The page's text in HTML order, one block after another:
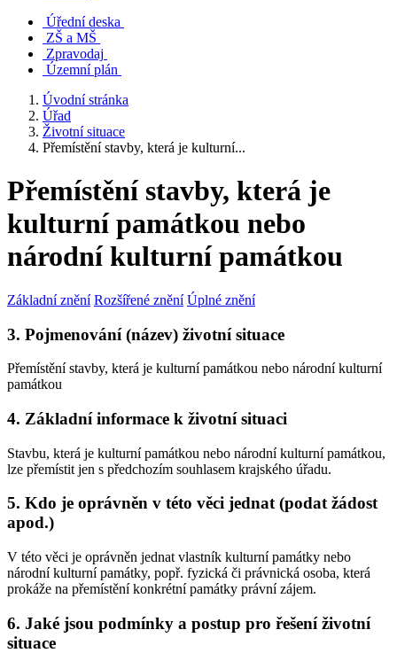
Úřední deska
ZŠ a MŠ
Zpravodaj
Územní plán
Úvodní stránka
Úřad
Životní situace
Přemístění stavby, která je kulturní...
Přemístění stavby, která je
kulturní památkou nebo
národní kulturní památkou
Základní znění Rozšířené znění Úplné znění
3. Pojmenování (název) životní situace
Přemístění stavby, která je kulturní památkou nebo národní kulturní
památkou
4. Základní informace k životní situaci
Stavbu, která je kulturní památkou nebo národní kulturní památkou,
lze přemístit jen s předchozím souhlasem krajského úřadu.
5. Kdo je oprávněn v této věci jednat (podat žádost
apod.)
V této věci je oprávněn jednat vlastník kulturní památky nebo
národní kulturní památky, popř. fyzická či právnická osoba, která
prokáže na přemístění konkrétní památky právní zájem.
6. Jaké jsou podmínky a postup pro řešení životní
situace